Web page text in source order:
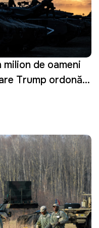
de oameni
Trump ordonă o